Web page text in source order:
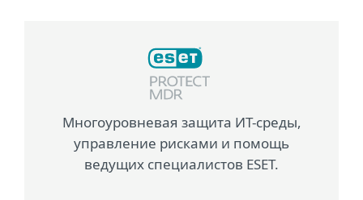
Многоуровневая защита ИТ-среды,
управление рисками и помощь
ведущих специалистов ESET.